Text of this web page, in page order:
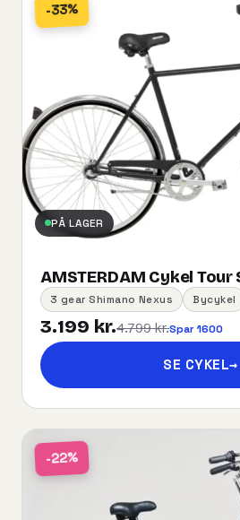
-33%
PÅ LAGER
AMSTERDAM Cykel
3 gear Shimano Nexus Bycykel
3.199 kr.4.799 kr.Spar 1600
SE CYKEL→
-22%